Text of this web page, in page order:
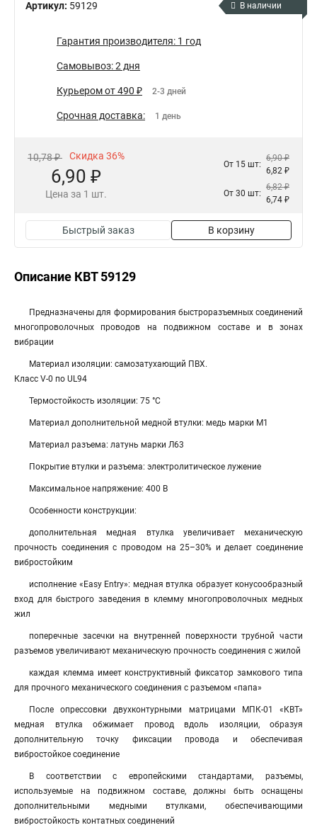
Артикул: 59129 В наличии
Гарантия производителя: 1 год
Самовывоз: 2 дня
Курьером от 490 ₽ 2-3 дней
Срочная доставка: 1 день
10,78 ₽ Скидка 36%
6,90 ₽
Цена за 1 шт.
От 15 шт:
6,90 ₽
6,82 ₽
От 30 шт:
6,82 ₽
6,74 ₽
Быстрый заказ В корзину
Описание КВТ 59129
Предназначены для формирования быстроразъемных соединений
многопроволочных проводов на подвижном составе и в зонах
вибрации
Материал изоляции: самозатухающий ПВХ.
Класс V-0 по UL94
Термостойкость изоляции: 75 °C
Материал дополнительной медной втулки: медь марки М1
Материал разъема: латунь марки Л63
Покрытие втулки и разъема: электролитическое лужение
Максимальное напряжение: 400 В
Особенности конструкции:
дополнительная медная втулка увеличивает механическую
прочность соединения с проводом на 25–30% и делает соединение
вибростойким
исполнение «Easy Entry»: медная втулка образует конусообразный
вход для быстрого заведения в клемму многопроволочных медных
жил
поперечные засечки на внутренней поверхности трубной части
разъемов увеличивают механическую прочность соединения с жилой
каждая клемма имеет конструктивный фиксатор замкового типа
для прочного механического соединения с разъемом «папа»
После опрессовки двухконтурными матрицами МПК-01 «КВТ»
медная втулка обжимает провод вдоль изоляции, образуя
дополнительную точку фиксации провода и обеспечивая
вибростойкое соединение
В соответствии с европейскими стандартами, разъемы,
используемые на подвижном составе, должны быть оснащены
дополнительными медными втулками, обеспечивающими
вибростойкость контатных соединений